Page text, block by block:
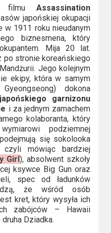
filmuAssassination
japońskiej okupacji
w 1911 roku nieudanym
biznesmena, który
Mija 20 lat.
po stronie koreańskiego
Jego kolejnym
ekipy, która w samym
dokona
garnizonu
i za jednym zamachem
kolaboranta, który
podziemnej
się sokolooka
mówiąc bardziej
Girl), absolwent szkoły
ksywce Big Gun oraz
spec od ładunków
że wśród osób
kret, który wysyła ich
zabójców – Hawaii
Dziadka.